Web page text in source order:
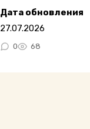
Дата обновления
27.07.2026
0 68